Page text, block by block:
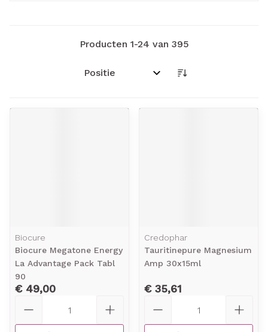
Producten 1-24 van 395
Sorteer op:
Biocure
Biocure Megatone Energy
La Advantage Pack Tabl
90
€ 49,00
Credophar
Tauritinepure Magnesium
Amp 30x15ml
€ 35,61